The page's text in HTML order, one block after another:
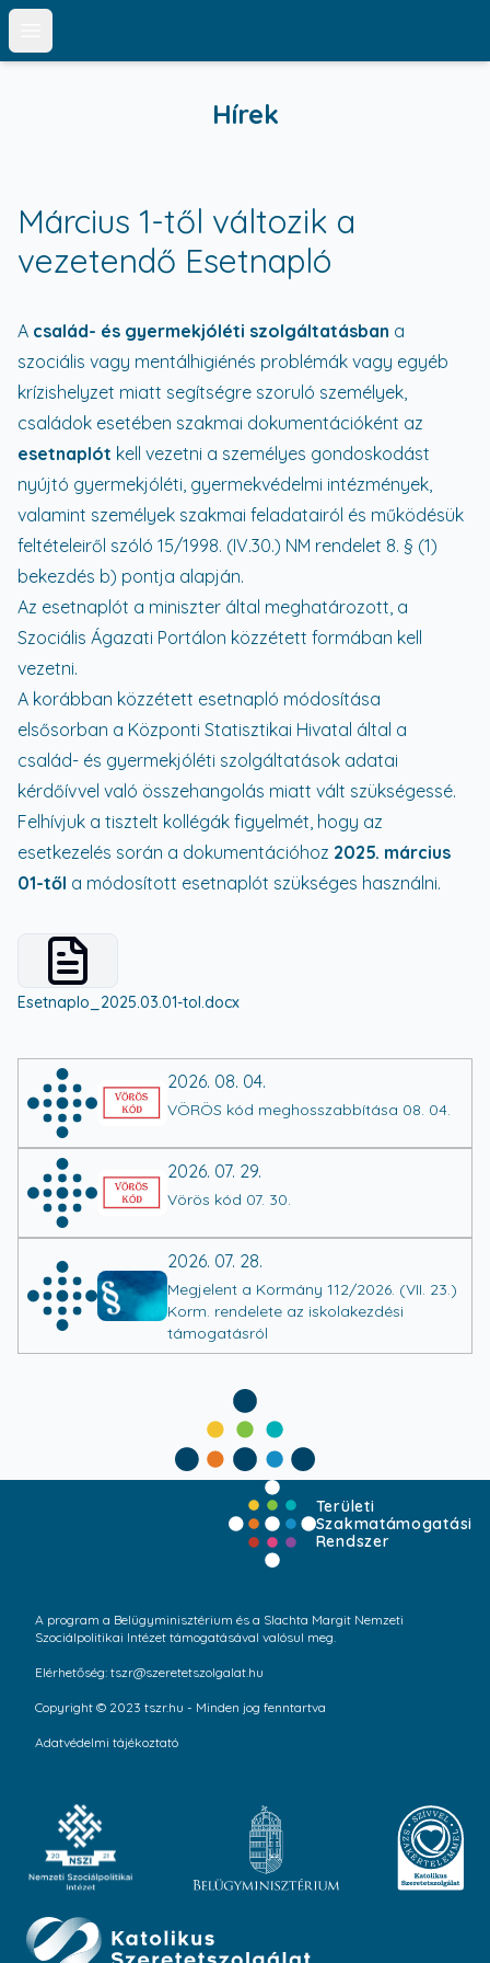
Open main menu
Hírek
2026. 08. 04.
VÖRÖS kód meghosszabbítása 08. 04.
2026. 07. 29.
Vörös kód 07. 30.
2026. 07. 28.
Megjelent a Kormány 112/2026. (VII. 23.)
Korm. rendelete az iskolakezdési
támogatásról
Március 1-től változik a
vezetendő Esetnapló
A család- és gyermekjóléti szolgáltatásban a
szociális vagy mentálhigiénés problémák vagy egyéb
krízishelyzet miatt segítségre szoruló személyek,
családok esetében szakmai dokumentációként az
esetnaplót kell vezetni a személyes gondoskodást
nyújtó gyermekjóléti, gyermekvédelmi intézmények,
valamint személyek szakmai feladatairól és működésük
feltételeiről szóló 15/1998. (IV.30.) NM rendelet 8. § (1)
bekezdés b) pontja alapján.
Az esetnaplót a miniszter által meghatározott, a
Szociális Ágazati Portálon közzétett formában kell
vezetni.
A korábban közzétett esetnapló módosítása
elsősorban a Központi Statisztikai Hivatal által a
család- és gyermekjóléti szolgáltatások adatai
kérdőívvel való összehangolás miatt vált szükségessé.
Felhívjuk a tisztelt kollégák figyelmét, hogy az
esetkezelés során a dokumentációhoz 2025. március
01-től a módosított esetnaplót szükséges használni.
View details forcbc5224640f8004838b315d28dd5d53e
Esetnaplo_2025.03.01-tol.docx
Területi
Szakmatámogatási
Rendszer
A program a Belügyminisztérium és a Slachta Margit Nemzeti
Szociálpolitikai Intézet támogatásával valósul meg.
Elérhetőség: tszr@szeretetszolgalat.hu
Copyright © 2023 tszr.hu - Minden jog fenntartva
Adatvédelmi tájékoztató